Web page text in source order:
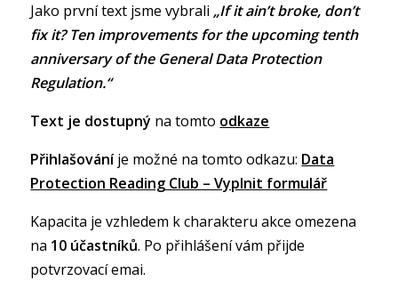
Jako první text jsme vybrali „If it ain’t broke, don’t
fix it? Ten improvements for the upcoming tenth
anniversary of the General Data Protection
Regulation.“
Text je dostupný na tomto odkaze
Přihlašováníje možné na tomto odkazu: Data
Protection Reading Club – Vyplnit formulář
Kapacita je vzhledem k charakteru akce omezena
na 10 účastníků. Po přihlášení vám přijde
potvrzovací emai.